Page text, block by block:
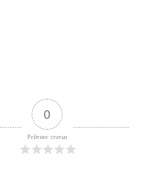
0
Рейтинг статьи